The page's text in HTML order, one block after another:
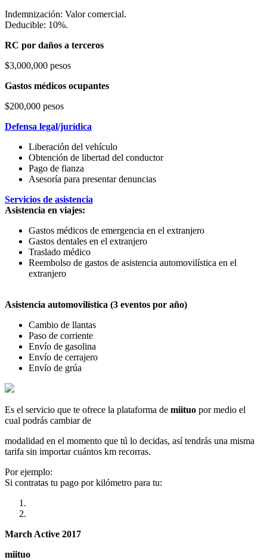
Indemnización: Valor comercial.
Deducible: 10%.
RC por daños a terceros
$3,000,000 pesos
Gastos médicos ocupantes
$200,000 pesos
Defensa legal/jurídica
Liberación del vehículo
Obtención de libertad del conductor
Pago de fianza
Asesoría para presentar denuncias
Servicios de asistencia
Asistencia en viajes:
Gastos médicos de emergencia en el extranjero
Gastos dentales en el extranjero
Traslado médico
Reembolso de gastos de asistencia automovilística en el
extranjero
Asistencia automovilística (3 eventos por año)
Cambio de llantas
Paso de corriente
Envío de gasolina
Envío de cerrajero
Envío de grúa
Es el servicio que te ofrece la plataforma de miituo por medio el
cual podrás cambiar de
modalidad en el momento que tú lo decidas, así tendrás una misma
tarifa sin importar cuántos km recorras.
Por ejemplo:
Si contratas tu pago por kilómetro para tu:
March Active 2017
miituo